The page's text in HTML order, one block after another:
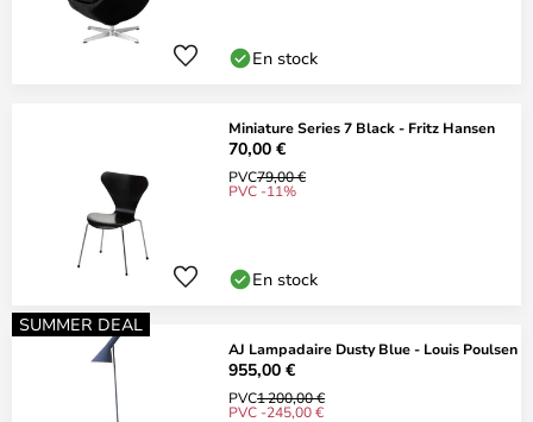
En stock
Miniature Series 7 Black - Fritz Hansen
70,00 €
PVC79,00 €
PVC -11%
En stock
SUMMER DEAL
AJ Lampadaire Dusty Blue - Louis Poulsen
955,00 €
PVC1 200,00 €
PVC -245,00 €